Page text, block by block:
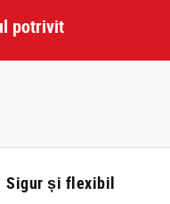
potrivit
Sigur și flexibil